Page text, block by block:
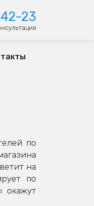
23
по
на
по
окажут